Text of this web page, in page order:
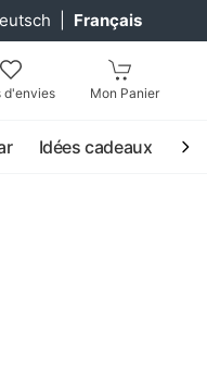
Français
d'envies Mon Panier
Idées cadeaux